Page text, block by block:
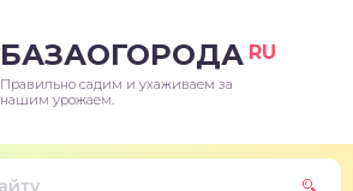
БАЗАОГОРОДА RU
Правильно садим и ухаживаем за
нашим урожаем.